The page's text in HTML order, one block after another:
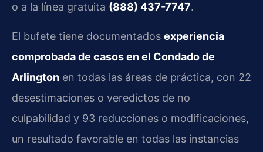
o a la línea gratuita (888) 437-7747.
El bufete tiene documentados experiencia
comprobada de casos en el Condado de
Arlington en todas las áreas de práctica, con 22
desestimaciones o veredictos de no
culpabilidad y 93 reducciones o modificaciones,
un resultado favorable en todas las instancias